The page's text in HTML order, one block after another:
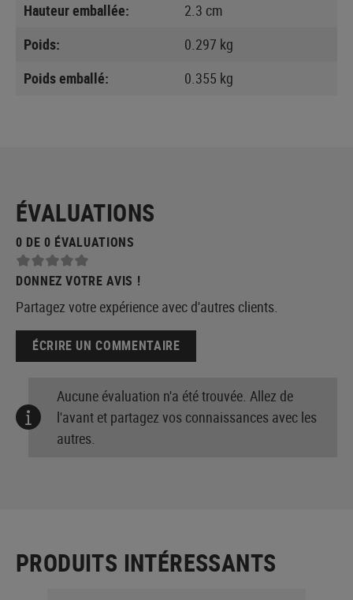
Hauteur emballée:
2.3 cm
Poids:
0.297 kg
Poids emballé:
0.355 kg
ÉVALUATIONS
0 DE 0 ÉVALUATIONS
DONNEZ VOTRE AVIS !
Partagez votre expérience avec d'autres clients.
ÉCRIRE UN COMMENTAIRE
Aucune évaluation n'a été trouvée. Allez de
l'avant et partagez vos connaissances avec les
autres.
PRODUITS INTÉRESSANTS